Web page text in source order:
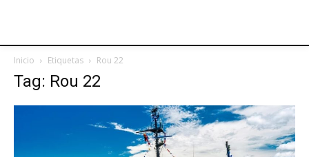
Inicio Etiquetas Rou 22
Tag: Rou 22